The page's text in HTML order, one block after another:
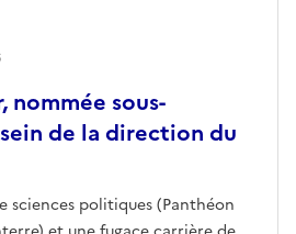
nommée sous-
de la direction du
sciences politiques (Panthéon